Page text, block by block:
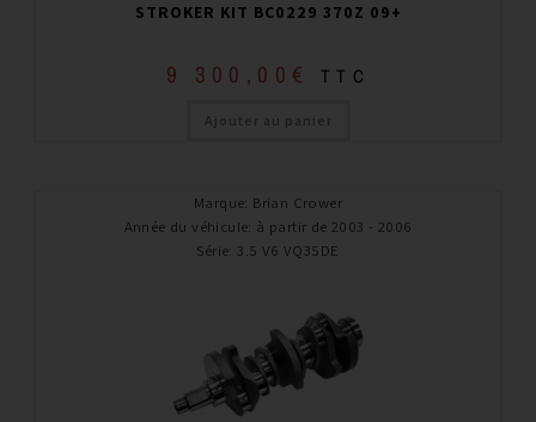
STROKER KIT BC0229 370Z 09+
9 300,00 € TTC
Ajouter au panier
Marque: Brian Crower
Année du véhicule: à partir de 2003 - 2006
Série: 3.5 V6 VQ35DE